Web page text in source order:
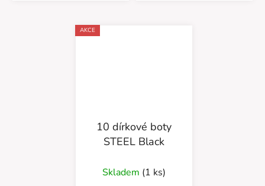
AKCE
10 dírkové boty
STEEL Black
hodnocení
Skladem (1 ks)